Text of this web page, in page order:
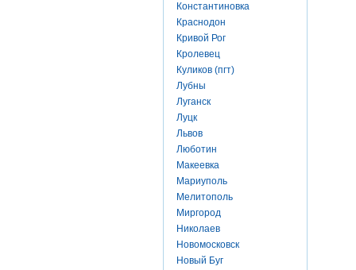
Константиновка
Краснодон
Кривой Рог
Кролевец
Куликов (пгт)
Лубны
Луганск
Луцк
Львов
Люботин
Макеевка
Мариуполь
Мелитополь
Миргород
Николаев
Новомосковск
Новый Буг